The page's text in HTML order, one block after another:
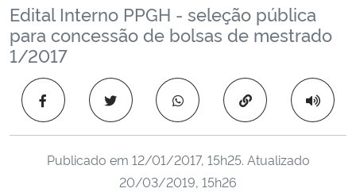
Ministério da Cidadania
Ministério da Saúde
Ministério de Minas e Energia
Ministério do Meio Ambiente
Edital Interno PPGH - seleção pública
para concessão de bolsas de mestrado
1/2017
Copiar para área
Publicado em 12/01/2017, 15h25. Atualizado
20/03/2019, 15h26